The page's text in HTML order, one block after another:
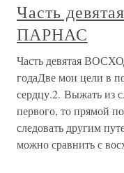
Часть
ПАРНАС
Часть девятая
годаДве мои цели в
сердцу.2. Выжать из
первого, то прямой
следовать другим
можно сравнить с